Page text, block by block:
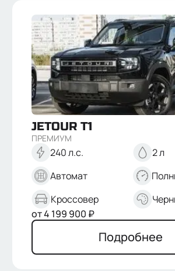
JETOUR T1
ПРЕМИУМ
240 л.с.
2 л
Автомат
Кроссовер
от4 199 900 ₽
Подробнее